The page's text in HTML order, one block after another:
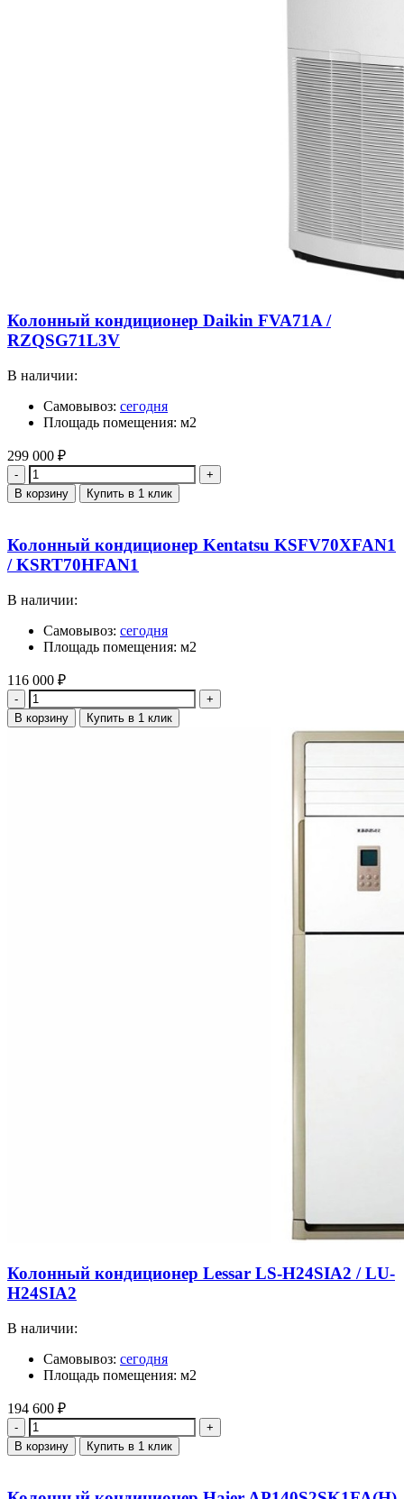
Колонный кондиционер Daikin FVA71A /
RZQSG71L3V
В наличии:
Самовывоз: сегодня
Площадь помещения: м2
299 000 ₽
Количество
В корзину Купить в 1 клик
Колонный кондиционер Kentatsu KSFV70XFAN1
/ KSRT70HFAN1
В наличии:
Самовывоз: сегодня
Площадь помещения: м2
116 000 ₽
Количество
В корзину Купить в 1 клик
Колонный кондиционер Lessar LS-H24SIA2 / LU-
H24SIA2
В наличии:
Самовывоз: сегодня
Площадь помещения: м2
194 600 ₽
Количество
В корзину Купить в 1 клик